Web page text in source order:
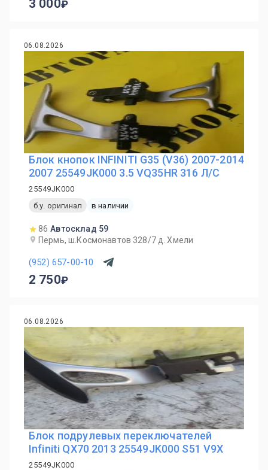
3 000
06.08.2026
Блок кнопок INFINITI G35 (V36) 2007-2014
2007 25549JK000 3.5 VQ35HR 316 Л/С
25549JK000
б.у. оригинал
в наличии
86 Автосклад 59
Пермь, ш.Космонавтов 328/7 д. Хмели
(952) 657-00-10
2 750
06.08.2026
Блок подрулевых переключателей
Infiniti QX70 2013 25549JK000 S51 V9X
25549JK000